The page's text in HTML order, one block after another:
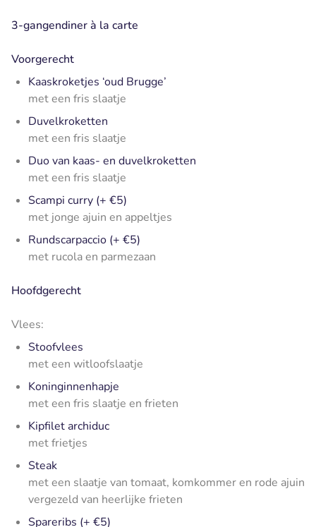
3-gangendiner à la carte
Voorgerecht
Kaaskroketjes ‘oud Brugge’
met een fris slaatje
Duvelkroketten
met een fris slaatje
Duo van kaas- en duvelkroketten
met een fris slaatje
Scampi curry (+ €5)
met jonge ajuin en appeltjes
Rundscarpaccio (+ €5)
met rucola en parmezaan
Hoofdgerecht
Vlees:
Stoofvlees
met een witloofslaatje
Koninginnenhapje
met een fris slaatje en frieten
Kipfilet archiduc
met frietjes
Steak
met een slaatje van tomaat, komkommer en rode ajuin
vergezeld van heerlijke frieten
Spareribs (+ €5)